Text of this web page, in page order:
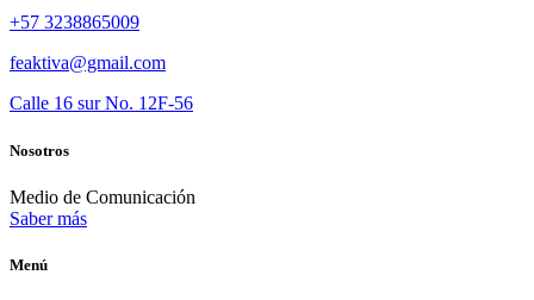
+57 3238865009
feaktiva@gmail.com
Calle 16 sur No. 12F-56
Nosotros
Medio de Comunicación
Saber más
Menú